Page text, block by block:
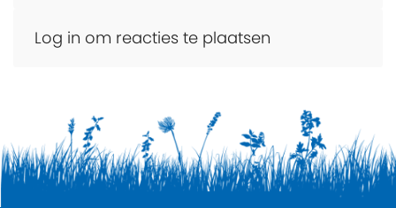
Log in om reacties te plaatsen